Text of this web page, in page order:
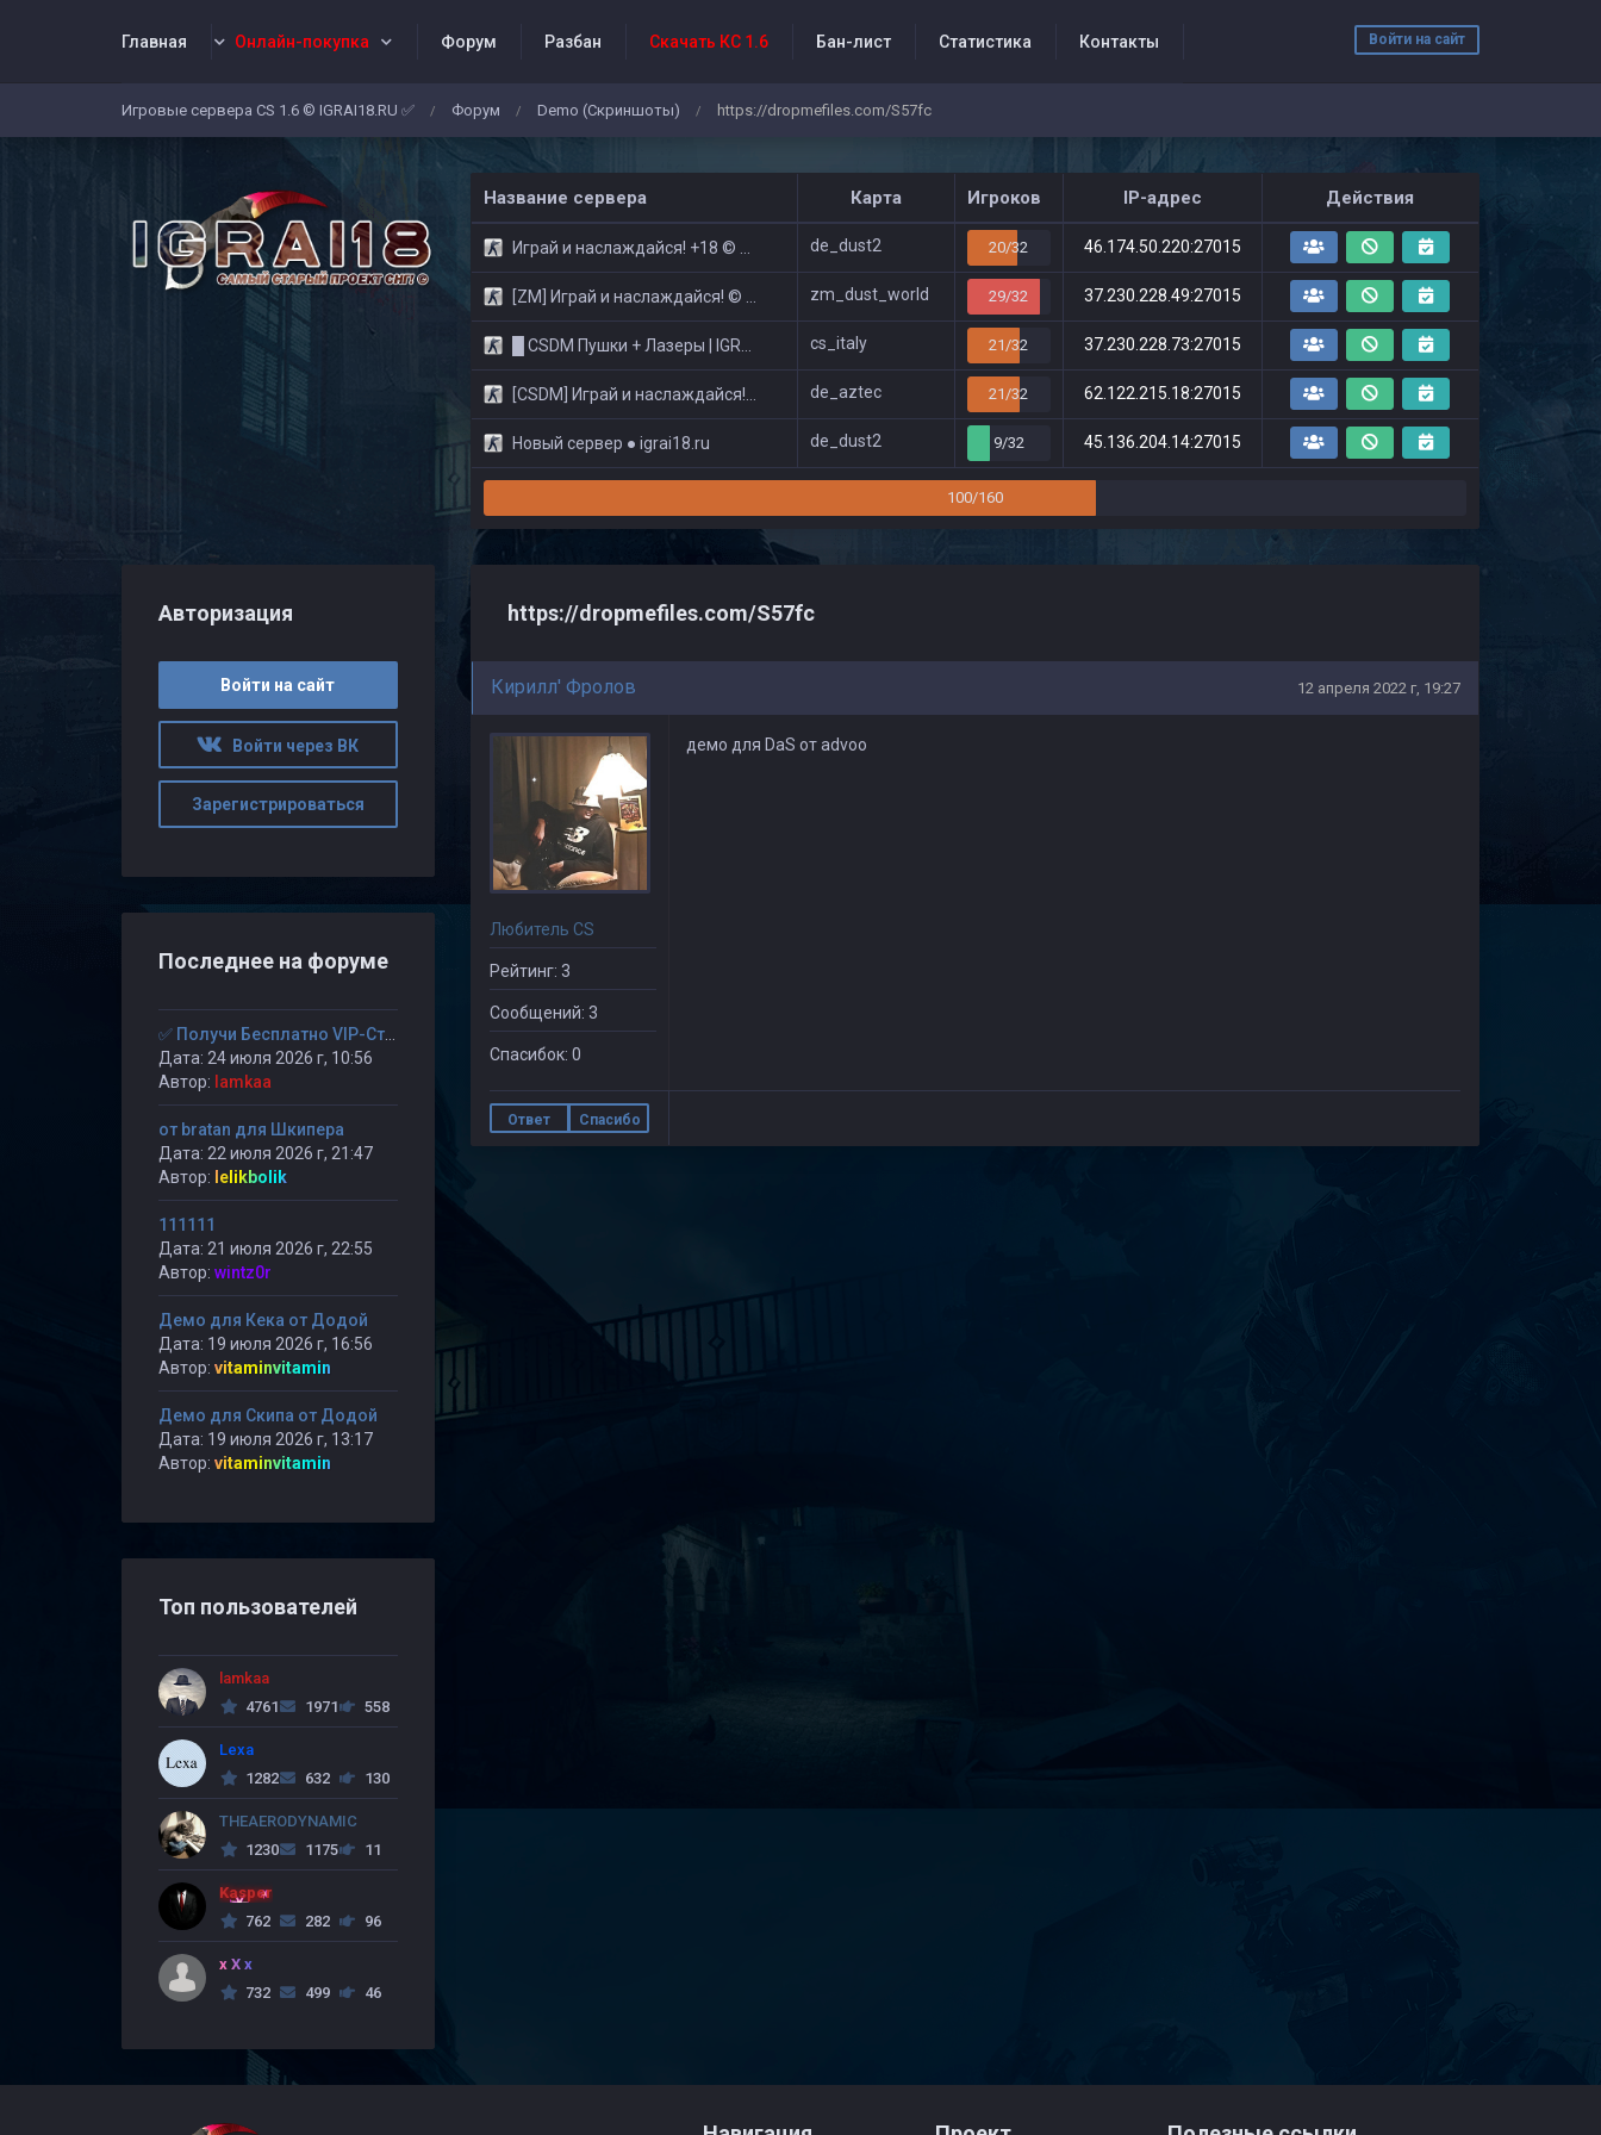
Войти на сайт
Главная Онлайн-покупка Форум Разбан Скачать КС 1.6 Бан-лист Статистика Контакты
События проекта
Игровые сервера CS 1.6 © IGRAI18.RU ✅ / Форум / Demo (Скриншоты) / https://dropmefiles.com/S57fc
Название сервера Карта Игроков IP-адрес Действия
Играй и наслаждайся! +18 © Public de_dust2 20/32 46.174.50.220:27015
[ZM] Играй и наслаждайся! © Zombie Show zm_dust_world 29/32 37.230.228.49:27015
█ CSDM Пушки + Лазеры | IGRAI18.RU ツ █ cs_italy 21/32 37.230.228.73:27015
[CSDM] Играй и наслаждайся! © Classic de_aztec 21/32 62.122.215.18:27015
Новый сервер ● igrai18.ru de_dust2 9/32 45.136.204.14:27015
100/160
https://dropmefiles.com/S57fc
Кирилл' Фролов 12 апреля 2022 г, 19:27
Любитель CS
Рейтинг: 3
Сообщений: 3
Спасибок: 0
демо для DaS от advoo
Ответ Спасибо
Авторизация
Войти на сайт
Войти через ВК
Зарегистрироваться
Последнее на форуме
Дата: 24 июля 2026 г, 10:56
Автор: lamkaa
от bratan для Шкипера
Дата: 22 июля 2026 г, 21:47
Автор: lelikbolik
111111
Дата: 21 июля 2026 г, 22:55
Автор: wintz0r
Демо для Кека от Додой
Дата: 19 июля 2026 г, 16:56
Автор: vitaminvitamin
Демо для Скипа от Додой
Дата: 19 июля 2026 г, 13:17
Автор: vitaminvitamin
Топ пользователей
lamkaa
4761
1971 558
Lexa
1282
632 130
THEAERODYNAMIC
1230
1175 11
Kasper
762
282 96
x X x
732
499 46